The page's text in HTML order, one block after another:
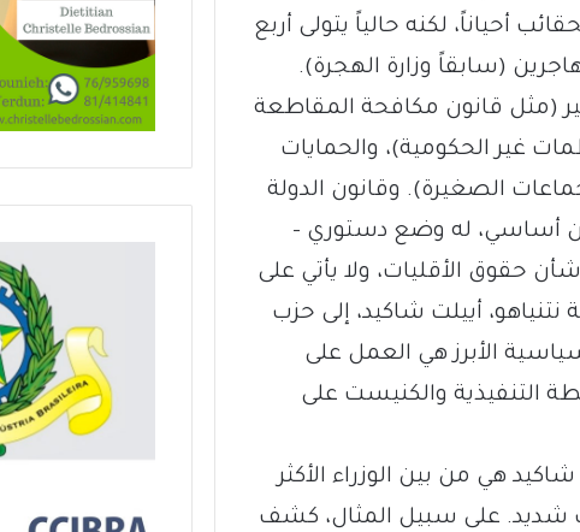
أحياناً، لكنه حالياً يتولى أربع
(سابقاً وزارة الهجرة).
(مثل قانون مكافحة المقاطعة
غير الحكومية)، والحمايات
الصغيرة). وقانون الدولة
أساسي، له وضع دستوري –
حقوق الأقليات، ولا يأتي على
أييلت شاكيد، إلى حزب
الأبرز هي العمل على
التنفيذية والكنيست على
هي من بين الوزراء الأكثر
شديد. على سبيل المثال، كشف